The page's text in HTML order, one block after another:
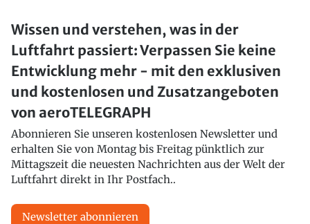
Wissen und verstehen, was in der
Luftfahrt passiert: Verpassen Sie keine
Entwicklung mehr - mit den exklusiven
und kostenlosen und Zusatzangeboten
von aeroTELEGRAPH
Abonnieren Sie unseren kostenlosen Newsletter und
erhalten Sie von Montag bis Freitag pünktlich zur
Mittagszeit die neuesten Nachrichten aus der Welt der
Luftfahrt direkt in Ihr Postfach..
Newsletter abonnieren